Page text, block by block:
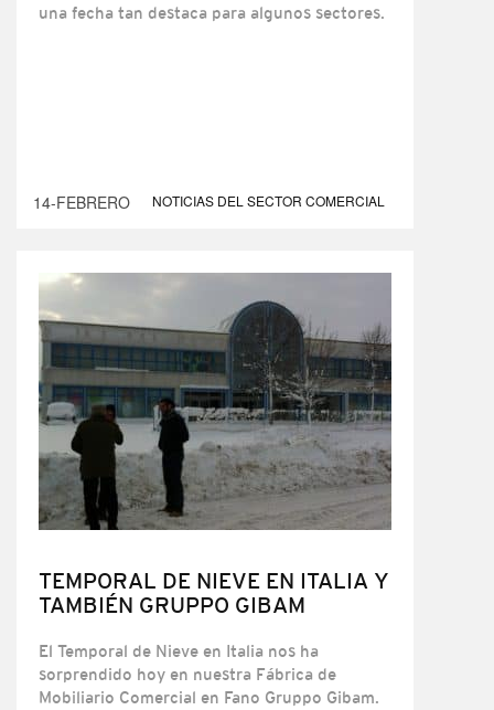
una fecha tan destaca para algunos sectores.
14-FEBRERO NOTICIAS DEL SECTOR COMERCIAL
TEMPORAL DE NIEVE EN ITALIA Y
TAMBIÉN GRUPPO GIBAM
El Temporal de Nieve en Italia nos ha
sorprendido hoy en nuestra Fábrica de
Mobiliario Comercial en Fano Gruppo Gibam.